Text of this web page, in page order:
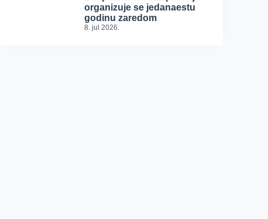
organizuje se jedanaestu
godinu zaredom
8. jul 2026.